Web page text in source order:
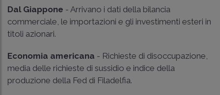
Dal Giappone - Arrivano i dati della bilancia
commerciale, le importazioni e gli investimenti esteri in
titoli azionari.
Economia americana - Richieste di disoccupazione,
media delle richieste di sussidio e indice della
produzione della Fed di Filadelfia.